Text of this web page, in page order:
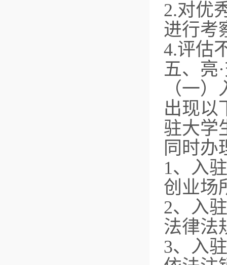
2.对优
进行考
4.评估
五、亮
（一
出现以
驻大学
同时办
1、入
创业场
2、入
法律法
3、入